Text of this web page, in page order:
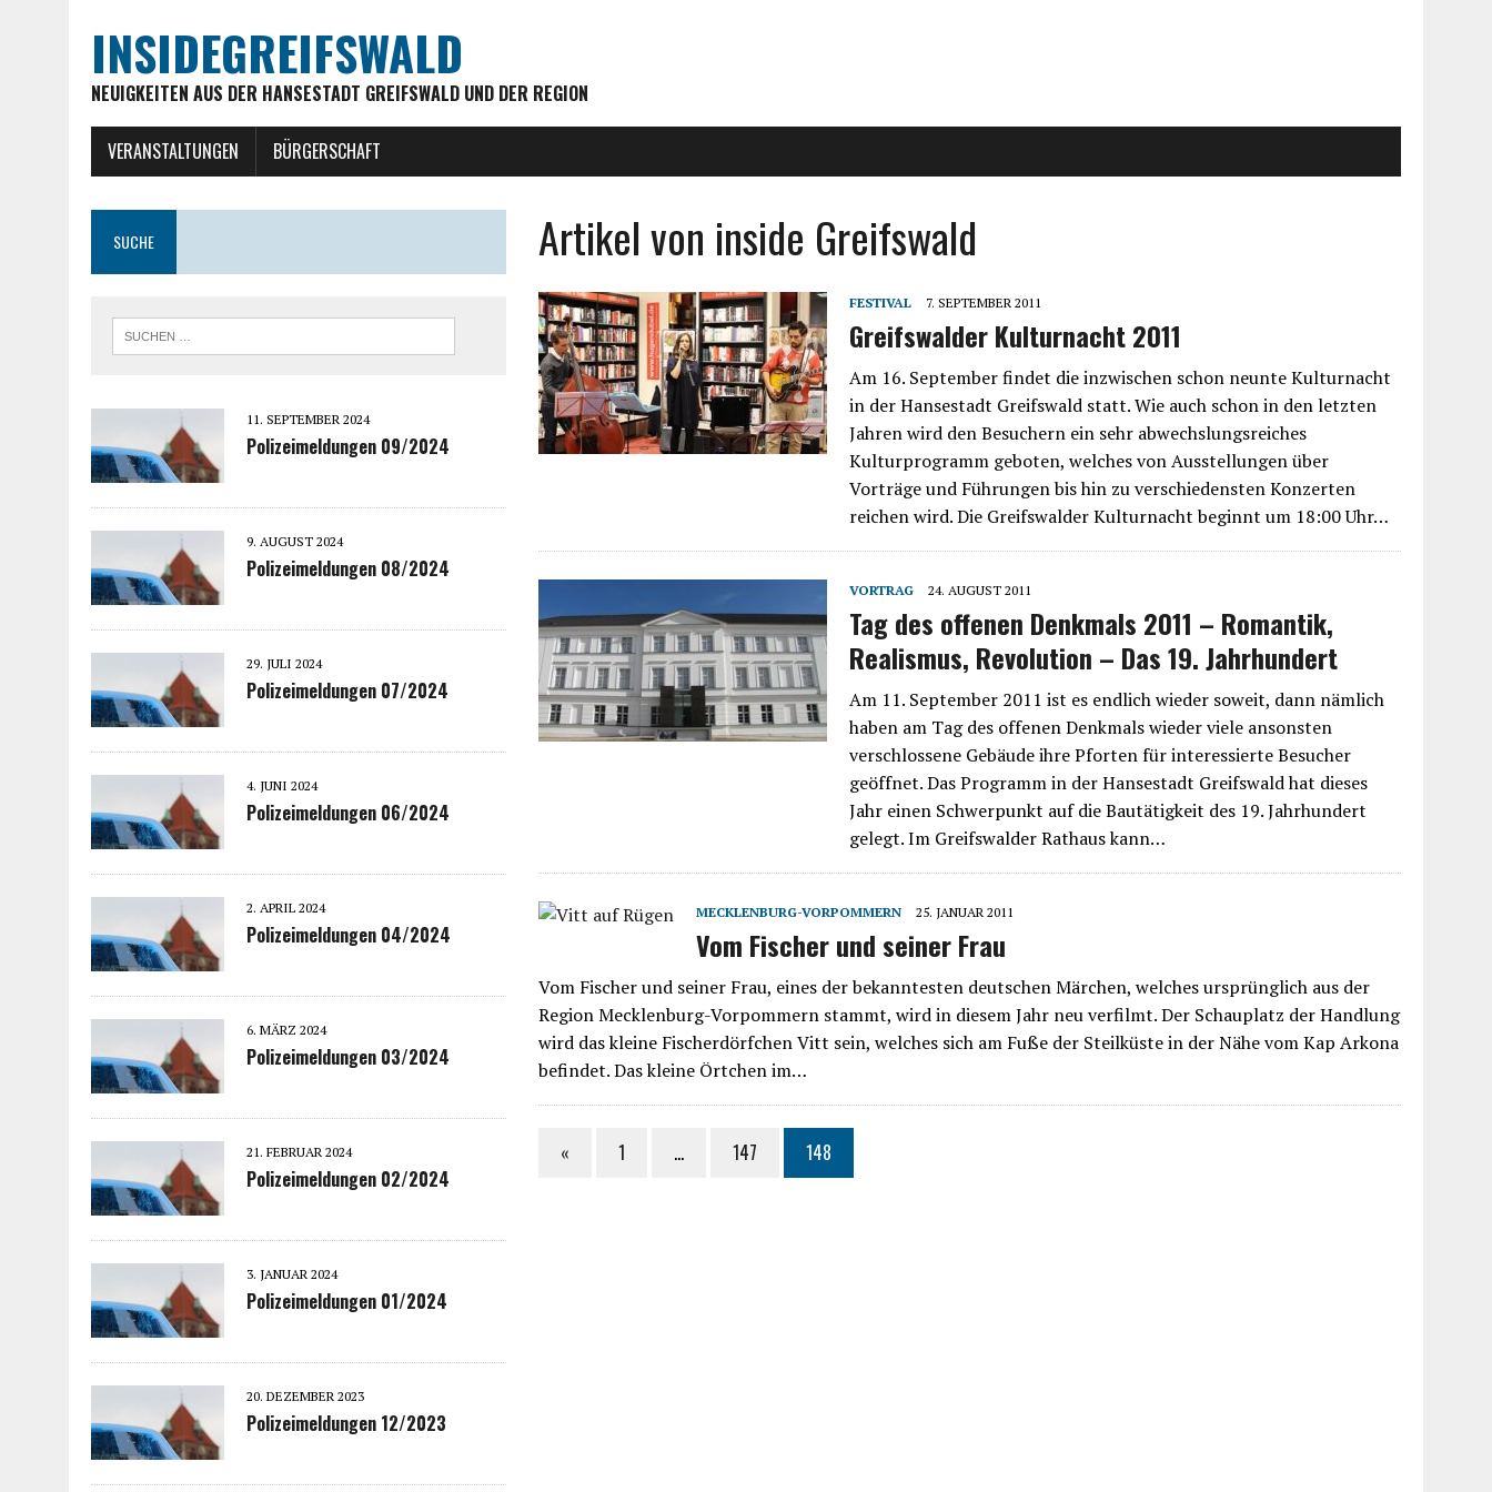
INSIDEGREIFSWALD
NEUIGKEITEN AUS DER HANSESTADT GREIFSWALD UND DER REGION
VERANSTALTUNGEN BÜRGERSCHAFT
Artikel von inside Greifswald
FESTIVAL 7. SEPTEMBER 2011
Greifswalder Kulturnacht 2011
Am 16. September findet die inzwischen schon neunte Kulturnacht
in der Hansestadt Greifswald statt. Wie auch schon in den letzten
Jahren wird den Besuchern ein sehr abwechslungsreiches
Kulturprogramm geboten, welches von Ausstellungen über
Vorträge und Führungen bis hin zu verschiedensten Konzerten
reichen wird. Die Greifswalder Kulturnacht beginnt um 18:00 Uhr…
VORTRAG 24. AUGUST 2011
Tag des offenen Denkmals 2011 – Romantik,
Realismus, Revolution – Das 19. Jahrhundert
Am 11. September 2011 ist es endlich wieder soweit, dann nämlich
haben am Tag des offenen Denkmals wieder viele ansonsten
verschlossene Gebäude ihre Pforten für interessierte Besucher
geöffnet. Das Programm in der Hansestadt Greifswald hat dieses
Jahr einen Schwerpunkt auf die Bautätigkeit des 19. Jahrhundert
gelegt. Im Greifswalder Rathaus kann…
MECKLENBURG-VORPOMMERN 25. JANUAR 2011
Vom Fischer und seiner Frau
Vom Fischer und seiner Frau, eines der bekanntesten deutschen Märchen, welches ursprünglich aus der
Region Mecklenburg-Vorpommern stammt, wird in diesem Jahr neu verfilmt. Der Schauplatz der Handlung
wird das kleine Fischerdörfchen Vitt sein, welches sich am Fuße der Steilküste in der Nähe vom Kap Arkona
befindet. Das kleine Örtchen im…
« 1 … 147 148
SUCHE
11. SEPTEMBER 2024
Polizeimeldungen 09/2024
9. AUGUST 2024
Polizeimeldungen 08/2024
29. JULI 2024
Polizeimeldungen 07/2024
4. JUNI 2024
Polizeimeldungen 06/2024
2. APRIL 2024
Polizeimeldungen 04/2024
6. MÄRZ 2024
Polizeimeldungen 03/2024
21. FEBRUAR 2024
Polizeimeldungen 02/2024
3. JANUAR 2024
Polizeimeldungen 01/2024
20. DEZEMBER 2023
Polizeimeldungen 12/2023